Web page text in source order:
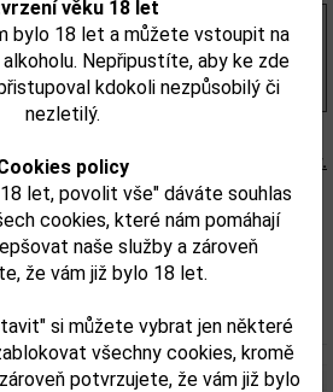
věku 18 let
bylo 18 let a můžete vstoupit na
Nepřipustíte, aby ke zde
kdokoli nezpůsobilý či
nezletilý.
policy
let, povolit vše" dáváte souhlas
cookies, které nám pomáhají
naše služby a zároveň
že vám již bylo 18 let.
si můžete vybrat jen některé
všechny cookies, kromě
potvrzujete, že vám již bylo
produkt může obsahovat alergeny.
jsou k dispozici na obalu
před konzumací.
0,2